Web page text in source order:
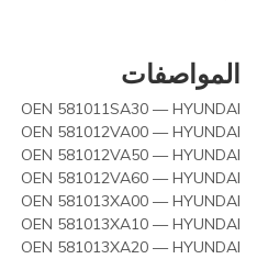
المواصفات
OEN 581011SA30 — HYUNDAI
OEN 581012VA00 — HYUNDAI
OEN 581012VA50 — HYUNDAI
OEN 581012VA60 — HYUNDAI
OEN 581013XA00 — HYUNDAI
OEN 581013XA10 — HYUNDAI
OEN 581013XA20 — HYUNDAI